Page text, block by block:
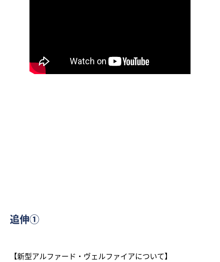
追伸①
【新型アルファード・ヴェルファイアについて】